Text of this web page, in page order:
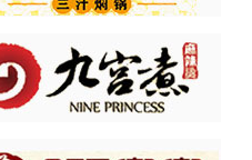
08:24
我想加盟贵品牌，请电话...
伊女士
08:22
我想加盟贵品牌，请电话...
黎女士
吴女士